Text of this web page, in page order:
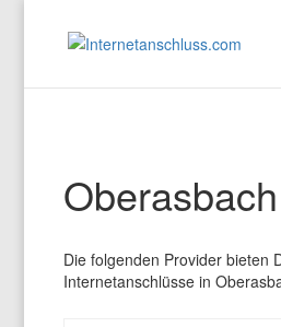
Oberasbach
Die folgenden Provider bieten
Internetanschlüsse in